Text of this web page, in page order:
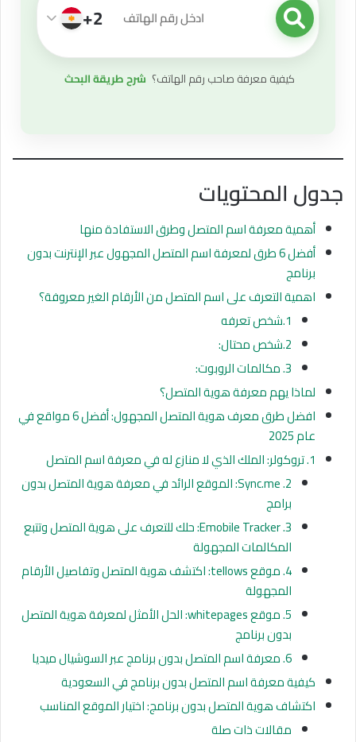
+2 قيمة البحث
كيفية معرفة صاحب رقم الهاتف؟ شرح طريقة البحث
جدول المحتويات
أهمية معرفة اسم المتصل وطرق الاستفادة منها
أفضل 6 طرق لمعرفة اسم المتصل المجهول عبر الإنترنت بدون
برنامج
اهمية التعرف على اسم المتصل من الأرقام الغير معروفة؟
1.شخص تعرفه
2.شخص محتال:
3. مكالمات الروبوت:
لماذا يهم معرفة هوية المتصل؟
افضل طرق معرف هوية المتصل المجهول: أفضل 6 مواقع في
عام 2025
1. تروكولر: الملك الذي لا منازع له في معرفة اسم المتصل
2. Sync.me: الموقع الرائد في معرفة هوية المتصل بدون
برامج
3. Emobile Tracker: حلك للتعرف على هوية المتصل وتتبع
المكالمات المجهولة
4. موقع tellows: اكتشف هوية المتصل وتفاصيل الأرقام
المجهولة
5. موقع whitepages: الحل الأمثل لمعرفة هوية المتصل
بدون برنامج
6. معرفة اسم المتصل بدون برنامج عبر السوشيال ميديا
كيفية معرفة اسم المتصل بدون برنامج في السعودية
اكتشاف هوية المتصل بدون برنامج: اختيار الموقع المناسب
مقالات ذات صلة